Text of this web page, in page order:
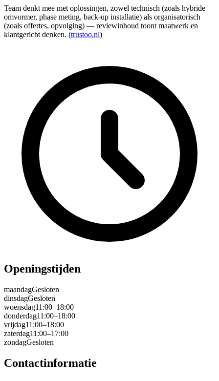
Team denkt mee met oplossingen, zowel technisch (zoals hybride
omvormer, phase meting, back-up installatie) als organisatorisch
(zoals offertes, opvolging) — reviewinhoud toont maatwerk en
klantgericht denken. (trustoo.nl)
Openingstijden
maandagGesloten
dinsdagGesloten
woensdag11:00–18:00
donderdag11:00–18:00
vrijdag11:00–18:00
zaterdag11:00–17:00
zondagGesloten
Contactinformatie